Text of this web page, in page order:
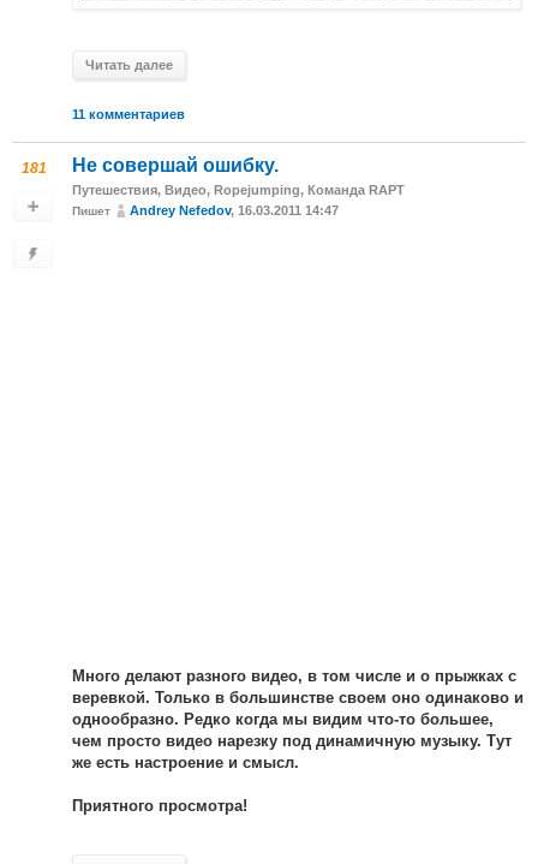
Читать далее
11 комментариев
181 Не совершай ошибку.
Путешествия, Видео, Ropejumping, Команда RAPT
Пишет Andrey Nefedov, 16.03.2011 14:47
Много делают разного видео, в том числе и о прыжках с
веревкой. Только в большинстве своем оно одинаково и
однообразно. Редко когда мы видим что-то большее,
чем просто видео нарезку под динамичную музыку. Тут
же есть настроение и смысл.
Приятного просмотра!